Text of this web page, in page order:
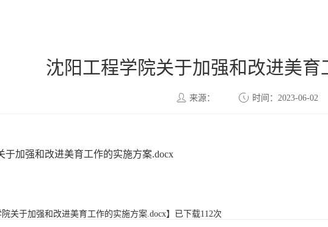
沈阳工程学院关于加强和改进美育
来源： 时间：2023-06-02
于加强和改进美育工作的实施方案.docx
院关于加强和改进美育工作的实施方案.docx】已下载112次